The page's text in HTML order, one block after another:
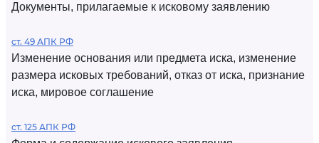
Документы, прилагаемые к исковому заявлению
ст. 49 АПК РФ
Изменение основания или предмета иска, изменение
размера исковых требований, отказ от иска, признание
иска, мировое соглашение
ст. 125 АПК РФ